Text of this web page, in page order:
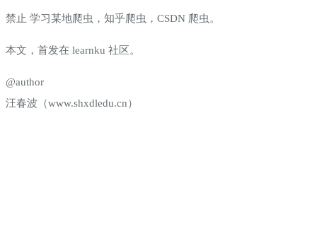
禁止 学习某地爬虫，知乎爬虫，CSDN 爬虫。
本文，首发在 learnku 社区。
@author
汪春波（www.shxdledu.cn）